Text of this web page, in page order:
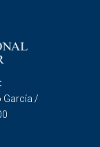
García /